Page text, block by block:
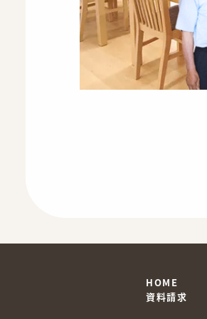
HOME
資料請求